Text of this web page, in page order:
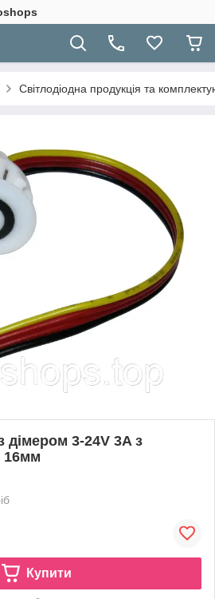
Світлодіодна продукція та
дімером 3-24V 3A з
16мм
Купити